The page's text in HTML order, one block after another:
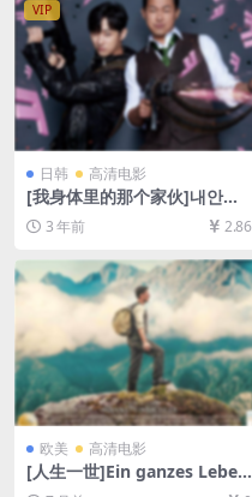
VIP
日韩 高清电影
[我身体里的那个家伙]내안의
그놈 (2019)[百度网盘+夸克网
盘1080P超清未删减资源][网
盘在线播放/下载][MP4/7.8G
B][中文字幕]
3 年前 2.86
欧美 高清电影
[人生一世]Ein ganzes Leben
(2023)[百度网盘+夸克网盘10